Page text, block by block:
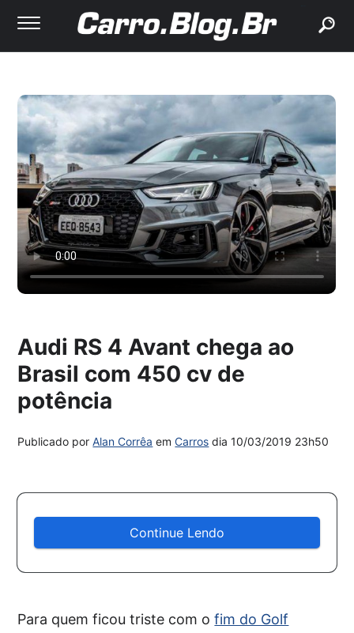
Audi RS 4 Avant chega ao
Brasil com 450 cv de
potência
Publicado porAlan Corrêa emCarros dia10/03/2019 23h50
Continue Lendo
Para quem ficou triste com ofim do Golf